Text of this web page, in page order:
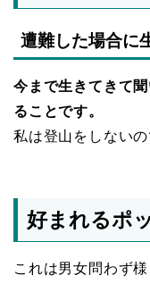
遭難した場合に
今まで生きてきて
ることです。
私は登山をしない
好まれるポ
これは男女問わず